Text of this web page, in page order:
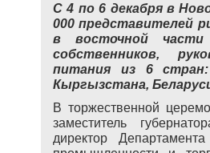
С 4 по 6 декабря в
000 представителей
в восточной части
собственников,
питания из 6
Кыргызстана,
В торжественной
заместитель
директор